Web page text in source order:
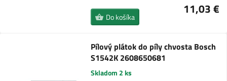
11,03 €
Do košíka
Pílový plátok do píly chvosta Bosch
S1542K 2608650681
Skladom 2 ks